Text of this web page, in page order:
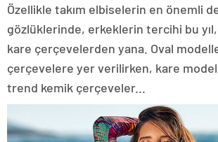
Özellikle takım elbiselerin en önemli
gözlüklerinde, erkeklerin tercihi bu
kare çerçevelerden yana. Oval
çerçevelere yer verilirken, kare
trend kemik çerçeveler...